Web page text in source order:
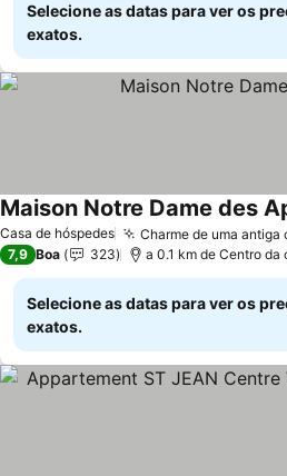
Selecione as datas para ver os
exatos.
Casa de hóspedes Charme de uma antiga
Maison Notre Dame des
7,9 Boa 323 a 0.1 km de Centro da
Selecione as datas para ver os
exatos.